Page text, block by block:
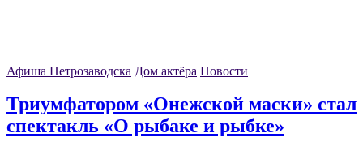
Афиша Петрозаводска Дом актёра Новости
Триумфатором «Онежской маски» стал
спектакль «О рыбаке и рыбке»